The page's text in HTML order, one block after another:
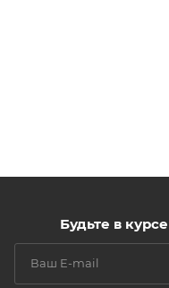
Будьте в